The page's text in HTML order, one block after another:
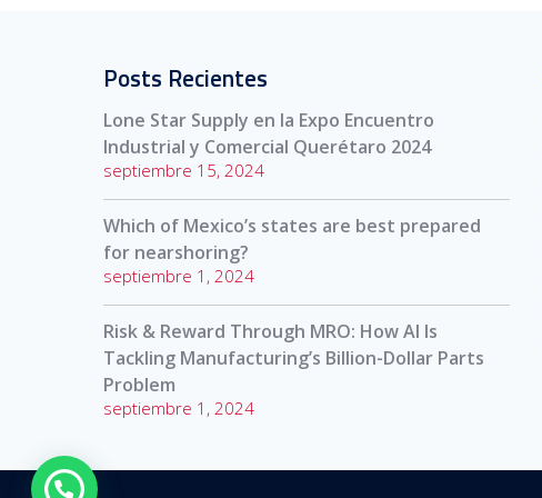
Posts Recientes
Lone Star Supply en la Expo Encuentro
Industrial y Comercial Querétaro 2024
septiembre 15, 2024
Which of Mexico’s states are best prepared
for nearshoring?
septiembre 1, 2024
Risk & Reward Through MRO: How AI Is
Tackling Manufacturing’s Billion-Dollar Parts
Problem
septiembre 1, 2024